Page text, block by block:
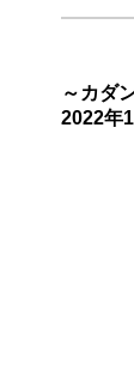
～カダ
2022年